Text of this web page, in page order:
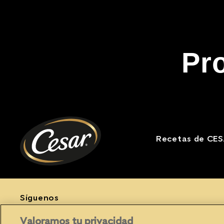
Recetas de
Síguenos
Valoramos tu privacidad